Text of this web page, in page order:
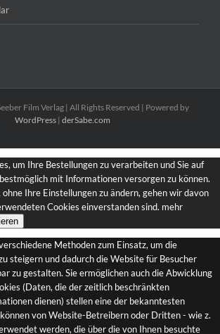
Film Verlag | All Rights Reserved | Powered by
WordPress | derSabe.com
um Ihre Bestellungen zu verarbeiten und Sie auf
mit Informationen versorgen zu können.
Ihre Einstellungen zu ändern, gehen wir davon
Cookies einverstanden sind. mehr
Methoden zum Einsatz, um die
steigern und dadurch die Website für Besucher
zu gestalten. Sie ermöglichen auch die Abwicklung
(Daten, die der zeitlich beschränkten
dienen) stellen eine der bekanntesten
von Website-Betreibern oder Dritten - wie z.
werden, die über die von Ihnen besuchte